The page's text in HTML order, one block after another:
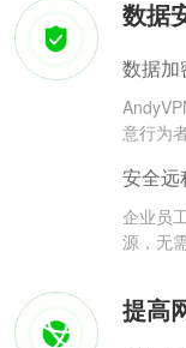
数据
数据加
意行为
安全远
企业员
源，无
提高